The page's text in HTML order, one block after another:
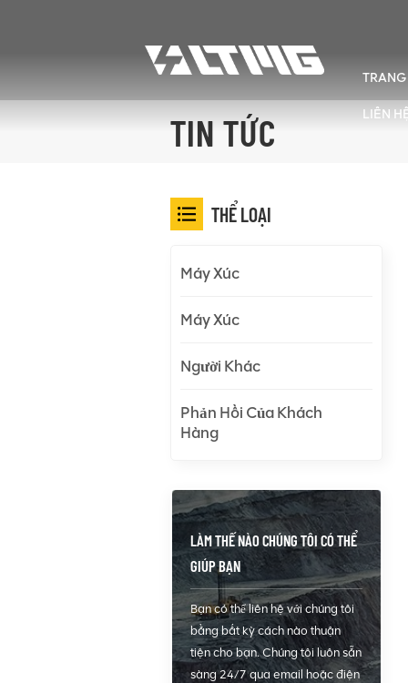
LIÊN
TIN TỨC
THỂ LOẠI
Máy Xúc
Máy Xúc
Người Khác
Phản Hồi Của Khách
Hàng
LÀM THẾ NÀO CHÚNG TÔI CÓ THỂ
GIÚP BẠN
Bạn có thể liên hệ với chúng tôi
bằng bất kỳ cách nào thuận
tiện cho bạn. Chúng tôi luôn sẵn
sàng 24/7 qua email hoặc điện